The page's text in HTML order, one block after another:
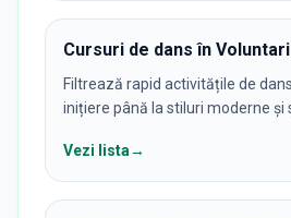
Cursuri de dans în Voluntari
Filtrează rapid activitățile de
inițiere până la stiluri moderne și
Vezi lista→